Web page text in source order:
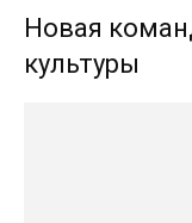
Новая
культуры